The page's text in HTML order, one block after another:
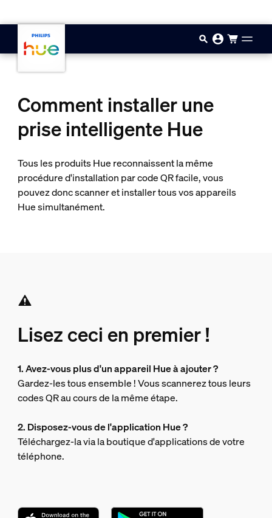
Comment installer une
prise intelligente Hue
Tous les produits Hue reconnaissent la même
procédure d'installation par code QR facile, vous
pouvez donc scanner et installer tous vos appareils
Hue simultanément.
Lisez ceci en premier !
1. Avez-vous plus d'un appareil Hue à ajouter ?
Gardez-les tous ensemble ! Vous scannerez tous leurs
codes QR au cours de la même étape.
2. Disposez-vous de l'application Hue ?
Téléchargez-la via la boutique d'applications de votre
téléphone.